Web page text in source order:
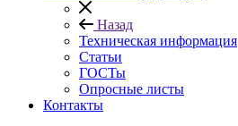
Назад
Техническая информация
Статьи
ГОСТы
Опросные листы
Контакты